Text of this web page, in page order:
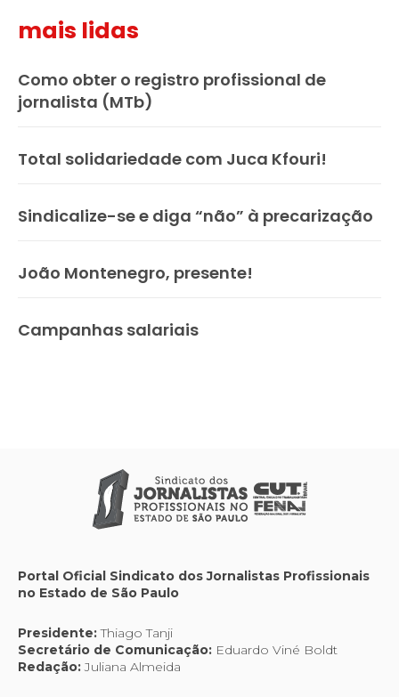
mais lidas
Como obter o registro profissional de
jornalista (MTb)
Total solidariedade com Juca Kfouri!
Sindicalize-se e diga “não” à precarização
João Montenegro, presente!
Campanhas salariais
Portal Oficial Sindicato dos Jornalistas Profissionais
no Estado de São Paulo
Presidente:Thiago Tanji
Secretário de Comunicação: Eduardo Viné Boldt
Redação:Juliana Almeida